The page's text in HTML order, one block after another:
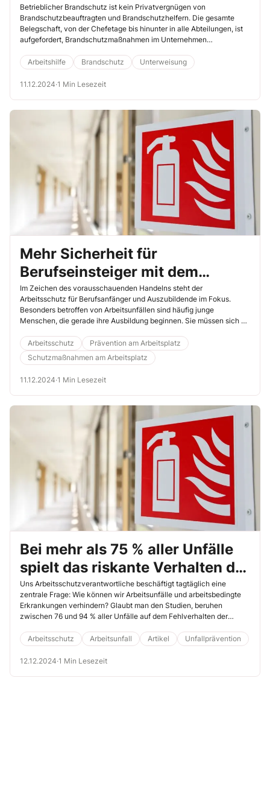
Betrieblicher Brandschutz ist kein Privatvergnügen von
Brandschutzbeauftragten und Brandschutzhelfern. Die gesamte
Belegschaft, von der Chefetage bis hinunter in alle Abteilungen, ist
aufgefordert, Brandschutzmaßnahmen im Unternehmen
Arbeitshilfe
Brandschutz Unterweisung
11.12.2024·1 Min Lesezeit
Mehr Sicherheit für
Berufseinsteiger mit dem
Medienpaket „binmirsicher“
Im Zeichen des vorausschauenden Handelns steht der
Arbeitsschutz für Berufsanfänger und Auszubildende im Fokus.
Besonders betroffen von Arbeitsunfällen sind häufig junge
Menschen, die gerade ihre Ausbildung beginnen. Sie müssen sich an
einen neuen Tagesablauf meistern.
Arbeitsschutz
Prävention am Arbeitsplatz
Schutzmaßnahmen am Arbeitsplatz
11.12.2024·1 Min Lesezeit
Bei mehr als 75 % aller Unfälle
spielt das riskante Verhalten der
Beschäftigten eine Rolle
Uns Arbeitsschutzverantwortliche beschäftigt tagtäglich eine
zentrale Frage: Wie können wir Arbeitsunfälle und arbeitsbedingte
Erkrankungen verhindern? Glaubt man den Studien, beruhen
zwischen 76 und 94 % aller Unfälle auf dem Fehlverhalten der
Sicherheit am Arbeitsplatz in unseren Händen.
Arbeitsschutz Arbeitsunfall Artikel Unfallprävention
12.12.2024·1 Min Lesezeit